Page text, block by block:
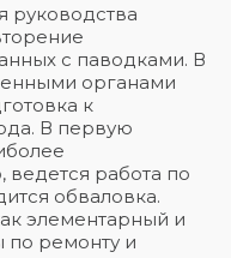
руководства
с паводками. В
органами
к
В первую
работа по
обваловка.
элементарный и
по ремонту и